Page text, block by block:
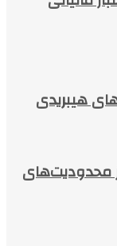
هیبریدی
محدودیت‌های